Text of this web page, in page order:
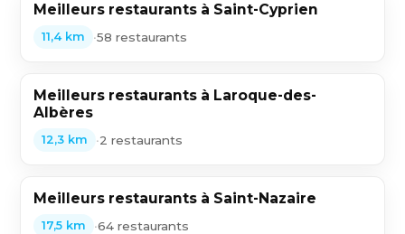
Meilleurs restaurants à Saint-Cyprien
11,4 km •58 restaurants
Meilleurs restaurants à Laroque-des-
Albères
12,3 km •2 restaurants
Meilleurs restaurants à Saint-Nazaire
17,5 km •64 restaurants